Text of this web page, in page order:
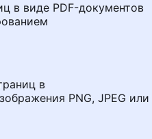
в виде PDF-документов
в
PNG, JPEG или